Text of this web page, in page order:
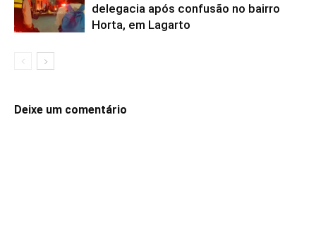
delegacia após confusão no bairro
Horta, em Lagarto
Deixe um comentário